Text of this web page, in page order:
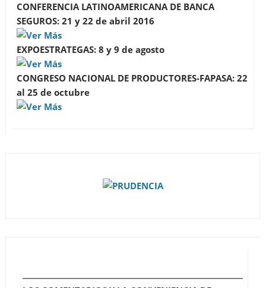
CONFERENCIA LATINOAMERICANA DE BANCA
SEGUROS: 21 y 22 de abril 2016
EXPOESTRATEGAS: 8 y 9 de agosto
CONGRESO NACIONAL DE PRODUCTORES-FAPASA: 22
al 25 de octubre